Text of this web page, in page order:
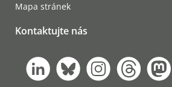
Mapa stránek
Kontaktujte nás